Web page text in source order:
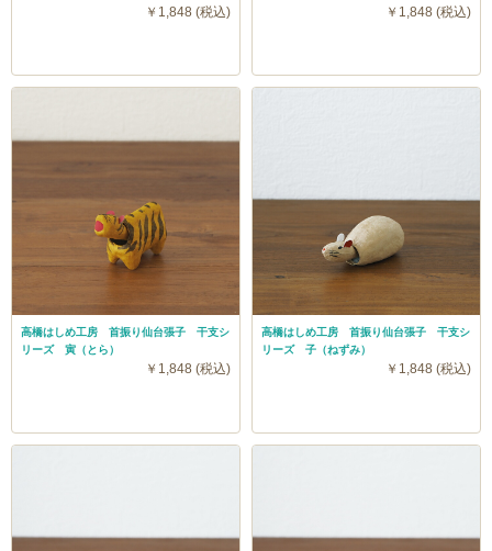
￥1,848 (税込) ￥1,848 (税込)
高橋はしめ工房 首振り仙台張子 干支シ
リーズ 寅（とら）
￥1,848 (税込)
高橋はしめ工房 首振り仙台張子 干支シ
リーズ 子（ねずみ）
￥1,848 (税込)